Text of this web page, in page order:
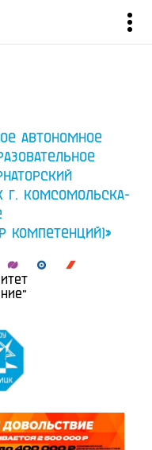
автономное
г. Комсомольска-
компетенций)»